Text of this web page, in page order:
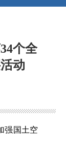
个全
动
强国土空